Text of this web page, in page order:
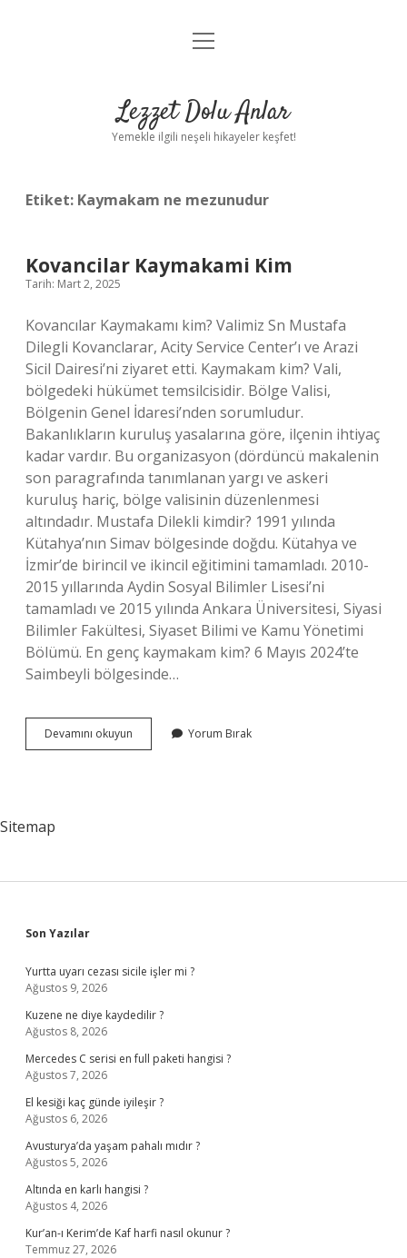
Anasayfa
Yasal Uyarı
menüyü
Lezzet Dolu Anlar
Yemekle ilgili neşeli hikayeler keşfet!
Etiket: Kaymakam ne mezunudur
Kovancilar Kaymakami Kim
Tarih: Mart 2, 2025
Kovancılar Kaymakamı kim? Valimiz Sn Mustafa
Dilegli Kovanclarar, Acity Service Center’ı ve Arazi
Sicil Dairesi’ni ziyaret etti. Kaymakam kim? Vali,
bölgedeki hükümet temsilcisidir. Bölge Valisi,
Bölgenin Genel İdaresi’nden sorumludur.
Bakanlıkların kuruluş yasalarına göre, ilçenin ihtiyaç
kadar vardır. Bu organizasyon (dördüncü makalenin
son paragrafında tanımlanan yargı ve askeri
kuruluş hariç, bölge valisinin düzenlenmesi
altındadır. Mustafa Dilekli kimdir? 1991 yılında
Kütahya’nın Simav bölgesinde doğdu. Kütahya ve
İzmir’de birincil ve ikincil eğitimini tamamladı. 2010-
2015 yıllarında Aydin Sosyal Bilimler Lisesi’ni
tamamladı ve 2015 yılında Ankara Üniversitesi, Siyasi
Bilimler Fakültesi, Siyaset Bilimi ve Kamu Yönetimi
Bölümü. En genç kaymakam kim? 6 Mayıs 2024’te
Saimbeyli bölgesinde…
Devamını okuyun Kovancilar
Kaymakami
Yorum Bırak
Sitemap
Sidebar
Son Yazılar
Yurtta uyarı cezası sicile işler mi ?
Ağustos 9, 2026
Kuzene ne diye kaydedilir ?
Ağustos 8, 2026
Mercedes C serisi en full paketi hangisi ?
Ağustos 7, 2026
El kesiği kaç günde iyileşir ?
Ağustos 6, 2026
Avusturya’da yaşam pahalı mıdır ?
Ağustos 5, 2026
Altında en karlı hangisi ?
Ağustos 4, 2026
Kur’an-ı Kerim’de Kaf harfi nasıl okunur ?
Temmuz 27, 2026